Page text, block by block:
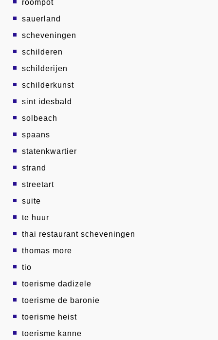
roompot
sauerland
scheveningen
schilderen
schilderijen
schilderkunst
sint idesbald
solbeach
spaans
statenkwartier
strand
streetart
suite
te huur
thai restaurant scheveningen
thomas more
tio
toerisme dadizele
toerisme de baronie
toerisme heist
toerisme kanne